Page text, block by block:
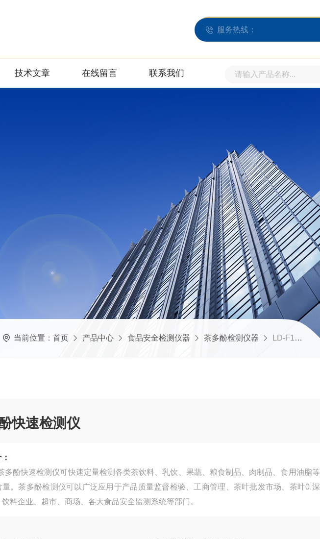
服务热线：
技术文章 在线留言 联系我们
当前位置： 首页 产品中心 食品安全检测仪器 茶多酚检测仪器 LD-F12茶多酚快速检测仪
快速检测仪
多酚快速检测仪可快速定量检测各类茶饮料、乳饮、果蔬、粮食制品、肉制品、食用油脂
量。茶多酚检测仪可以广泛应用于产品质量监督检验、工商管理、茶叶批发市场、茶叶0.
料企业、超市、商场、各大食品安全监测系统等部门。